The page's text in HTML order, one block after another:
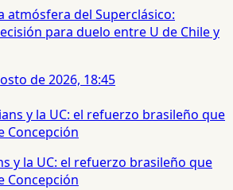
atmósfera del Superclásico:
para duelo entre U de Chile y
de 2026, 18:45
y la UC: el refuerzo brasileño que
Concepción